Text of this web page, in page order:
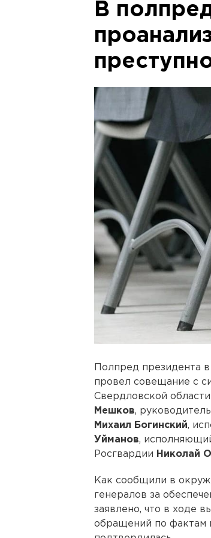
В
Полпред президента
провел совещание с
Свердловской области
Мешков,
Михаил Богинский,
Уйманов,
Росгвардии Николай
Как сообщили в
генералов за
заявлено, что в ходе
обращений по фактам